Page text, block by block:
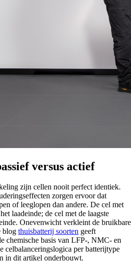
versus actief
zijn cellen nooit perfect identiek.
zorgen ervoor dat
of leeglopen dan andere. De cel met
laadeinde; de cel met de laagste
Onevenwicht verkleint de bruikbare
blog thuisbatterij soorten geeft
chemische basis van LFP-, NMC- en
celbalanceringslogica per batterijtype
in dit artikel onderbouwt.